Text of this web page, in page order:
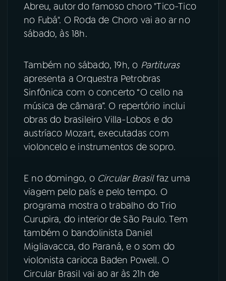
Abreu, autor do famoso choro "Tico-Tico
no Fubá". O Roda de Choro vai ao ar no
sábado, às 18h.
Também no sábado, 19h, o Partituras
apresenta a Orquestra Petrobras
Sinfônica com o concerto “O cello na
música de câmara”. O repertório inclui
obras do brasileiro Villa-Lobos e do
austríaco Mozart, executadas com
violoncelo e instrumentos de sopro.
E no domingo, o Circular Brasilfaz uma
viagem pelo país e pelo tempo. O
programa mostra o trabalho do Trio
Curupira, do interior de São Paulo. Tem
também o bandolinista Daniel
Migliavacca, do Paraná, e o som do
violonista carioca Baden Powell. O
Circular Brasil vai ao ar às 21h de